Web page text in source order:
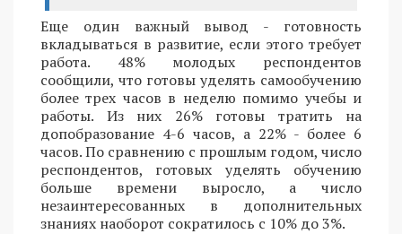
Еще один важный вывод - готовность
вкладываться в развитие, если этого требует
работа. 48% молодых респондентов
сообщили, что готовы уделять самообучению
более трех часов в неделю помимо учебы и
работы. Из них 26% готовы тратить на
допобразование 4-6 часов, а 22% - более 6
часов. По сравнению с прошлым годом, число
респондентов, готовых уделять обучению
больше времени выросло, а число
незаинтересованных в дополнительных
знаниях наоборот сократилось с 10% до 3%.